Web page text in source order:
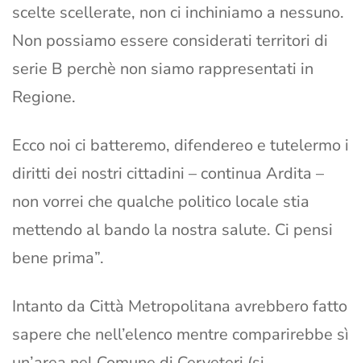
scelte scellerate, non ci inchiniamo a nessuno.
Non possiamo essere considerati territori di
serie B perchè non siamo rappresentati in
Regione.
Ecco noi ci batteremo, difendereo e tutelermo i
diritti dei nostri cittadini – continua Ardita –
non vorrei che qualche politico locale stia
mettendo al bando la nostra salute. Ci pensi
bene prima”.
Intanto da Città Metropolitana avrebbero fatto
sapere che nell’elenco mentre comparirebbe sì